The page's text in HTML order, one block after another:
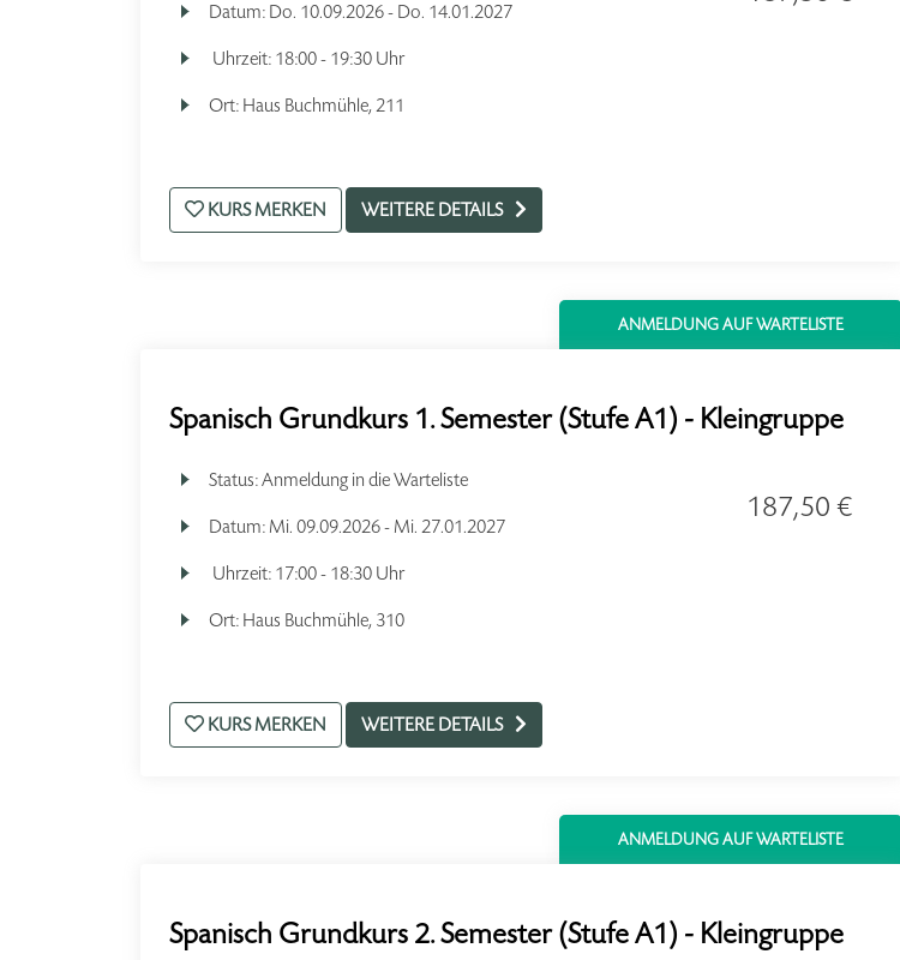
Datum: Do. 10.09.2026 - Do. 14.01.2027
Uhrzeit: 18:00 - 19:30 Uhr
Ort: Haus Buchmühle, 211
KURS MERKEN WEITERE DETAILS
ANMELDUNG AUF WARTELISTE
Spanisch Grundkurs 1. Semester (Stufe A1) - Kleingruppe
Status:Anmeldung in die Warteliste
Datum: Mi. 09.09.2026 - Mi. 27.01.2027
Uhrzeit: 17:00 - 18:30 Uhr
Ort: Haus Buchmühle, 310
187,50 €
KURS MERKEN WEITERE DETAILS
ANMELDUNG AUF WARTELISTE
Spanisch Grundkurs 2. Semester (Stufe A1) - Kleingruppe